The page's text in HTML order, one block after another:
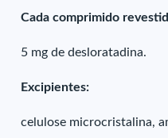
Cada comprimido
5 mg de desloratadina.
Excipientes:
celulose microcristalina,